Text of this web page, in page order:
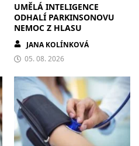
UMĚLÁ INTELIGENCE
ODHALÍ PARKINSONOVU
NEMOC Z HLASU
JANA KOLÍNKOVÁ
05. 08. 2026